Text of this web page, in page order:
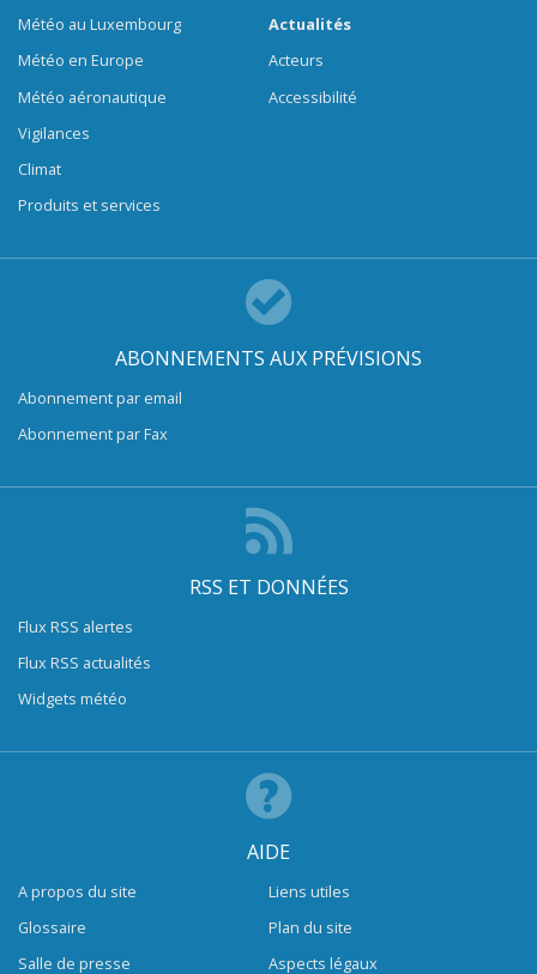
Météo au Luxembourg
Météo en Europe
Météo aéronautique
Vigilances
Climat
Produits et services
Actualités
Acteurs
Accessibilité
ABONNEMENTS AUX PRÉVISIONS
Abonnement par email
Abonnement par Fax
RSS ET DONNÉES
Flux RSS alertes
Flux RSS actualités
Widgets météo
AIDE
A propos du site
Glossaire
Salle de presse
Liens utiles
Plan du site
Aspects légaux